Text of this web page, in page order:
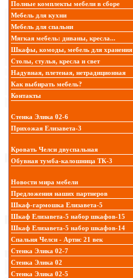
Полные комплекты мебели в сборе
Мебель для кухни
Мебель для спальни
Мягкая мебель: диваны, кресла...
Шкафы, комоды, мебель для хранения
Столы, стулья, кресла и свет
Надувная, плетеная, нетрадиционная
Как выбирать мебель?
Контакты
Стенка Элика 02-6
Прихожая Елизавета-3
Кровать Челси двуспальная
Обувная тумба-калошница ТК-3
Новости мира мебели
Предложения наших партнеров
Шкаф-гармошка Елизавета-5
Шкаф Елизавета-5 набор шкафов-15
Шкаф Елизавета-5 набор шкафов-14
Спальня Челси - Артис 21 век
Стенка Элика 02-7
Стенка Элика 02
Стенка Элика 02-5